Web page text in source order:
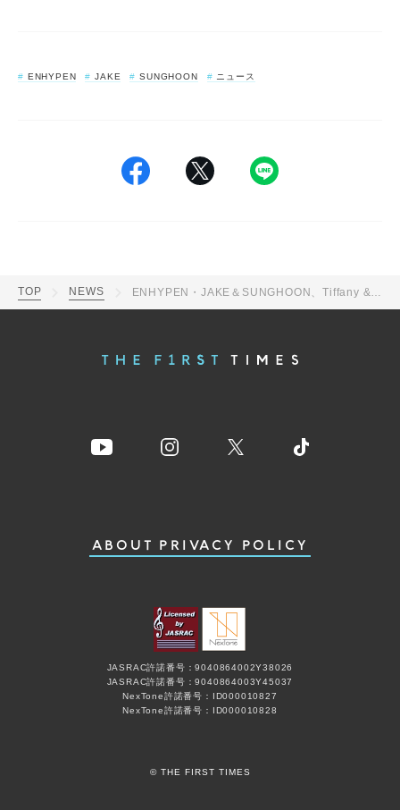
ENHYPEN JAKE SUNGHOON ニュース
TOP NEWS
ABOUT PRIVACY POLICY
JASRAC許諾番号：9040864002Y38026
JASRAC許諾番号：9040864003Y45037
NexTone許諾番号：ID000010827
NexTone許諾番号：ID000010828
© THE FIRST TIMES